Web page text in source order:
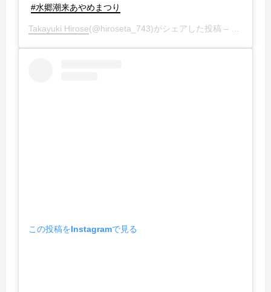
#水郷潮来あやめまつり
Takayuki Hirose(@hiroseta_743)がシェアした投稿 –
この投稿をInstagramで見る